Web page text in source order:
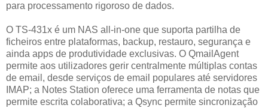
para processamento rigoroso de dados.
O TS-431x é um NAS all-in-one que suporta partilha de
ficheiros entre plataformas, backup, restauro, segurança e
ainda apps de produtividade exclusivas. O QmailAgent
permite aos utilizadores gerir centralmente múltiplas contas
de email, desde serviços de email populares até servidores
IMAP; a Notes Station oferece uma ferramenta de notas que
permite escrita colaborativa; a Qsync permite sincronização